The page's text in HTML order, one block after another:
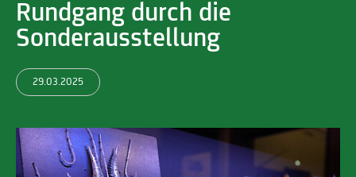
Rundgang durch die
Sonderausstellung
29.03.2025